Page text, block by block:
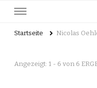
Startseite Nicolas
Angezeigt: 1 - 6 von 6